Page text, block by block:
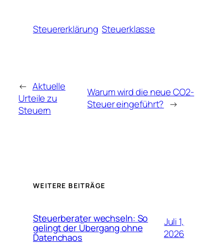
Steuererklärung Steuerklasse
← Aktuelle
Urteile zu
Steuern
Warum wird die neue CO2-
Steuer eingeführt? →
WEITERE BEITRÄGE
Steuerberater wechseln: So
gelingt der Übergang ohne
Datenchaos
Juli 1,
2026